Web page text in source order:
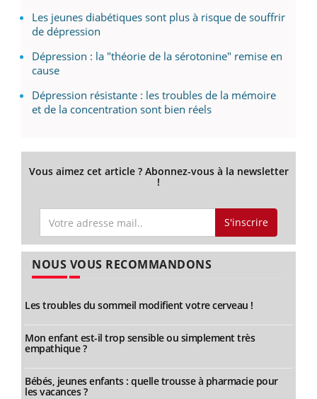
Les jeunes diabétiques sont plus à risque de souffrir
de dépression
Dépression : la "théorie de la sérotonine" remise en
cause
Dépression résistante : les troubles de la mémoire
et de la concentration sont bien réels
Vous aimez cet article ? Abonnez-vous à la newsletter
!
S'inscrire
NOUS VOUS RECOMMANDONS
Les troubles du sommeil modifient votre cerveau !
Mon enfant est-il trop sensible ou simplement très
empathique ?
Bébés, jeunes enfants : quelle trousse à pharmacie pour
les vacances ?